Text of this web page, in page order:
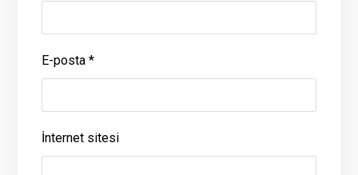
E-posta*
İnternet sitesi